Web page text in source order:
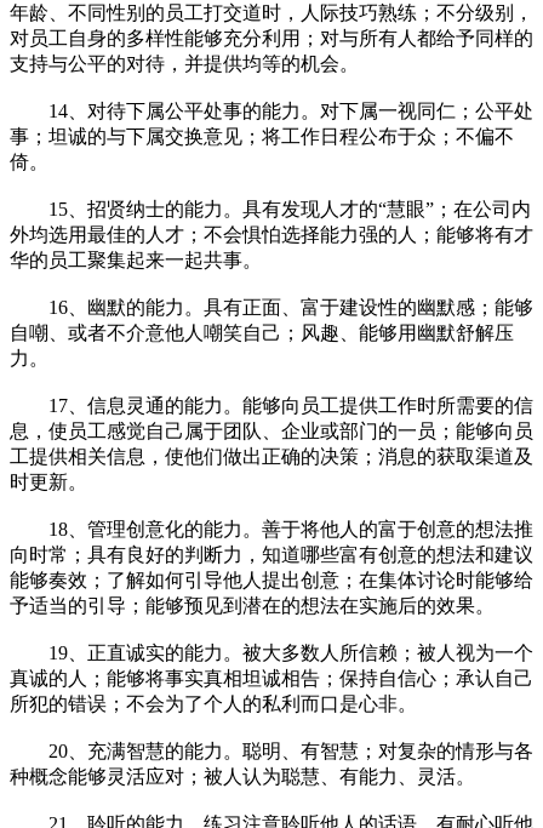
年龄、不同性别的员工打交道时，人际技巧熟练；不分级别，
对员工自身的多样性能够充分利用；对与所有人都给予同样的
支持与公平的对待，并提供均等的机会。
14、对待下属公平处事的能力。对下属一视同仁；公平处
事；坦诚的与下属交换意见；将工作日程公布于众；不偏不
倚。
15、招贤纳士的能力。具有发现人才的“慧眼”；在公司内
外均选用最佳的人才；不会惧怕选择能力强的人；能够将有才
华的员工聚集起来一起共事。
16、幽默的能力。具有正面、富于建设性的幽默感；能够
自嘲、或者不介意他人嘲笑自己；风趣、能够用幽默舒解压
力。
17、信息灵通的能力。能够向员工提供工作时所需要的信
息，使员工感觉自己属于团队、企业或部门的一员；能够向员
工提供相关信息，使他们做出正确的决策；消息的获取渠道及
时更新。
18、管理创意化的能力。善于将他人的富于创意的想法推
向时常；具有良好的判断力，知道哪些富有创意的想法和建议
能够奏效；了解如何引导他人提出创意；在集体讨论时能够给
予适当的引导；能够预见到潜在的想法在实施后的效果。
19、正直诚实的能力。被大多数人所信赖；被人视为一个
真诚的人；能够将事实真相坦诚相告；保持自信心；承认自己
所犯的错误；不会为了个人的私利而口是心非。
20、充满智慧的能力。聪明、有智慧；对复杂的情形与各
种概念能够灵活应对；被人认为聪慧、有能力、灵活。
21、聆听的能力。练习注意聆听他人的话语，有耐心听他